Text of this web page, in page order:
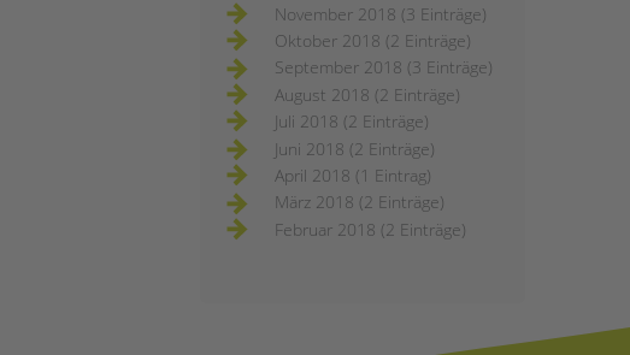
November 2018 (3 Einträge)
Oktober 2018 (2 Einträge)
September 2018 (3 Einträge)
August 2018 (2 Einträge)
Juli 2018 (2 Einträge)
Juni 2018 (2 Einträge)
April 2018 (1 Eintrag)
März 2018 (2 Einträge)
Februar 2018 (2 Einträge)